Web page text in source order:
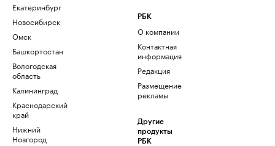
Екатеринбург
Новосибирск
Омск
Башкортостан
Вологодская
область
Калининград
Краснодарский
край
Нижний
Новгород
РБК
О компании
Контактная
информация
Редакция
Размещение
рекламы
Другие
продукты
РБК